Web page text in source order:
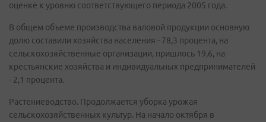
оценке к уровню соответствующего периода 2005 года.
В общем объеме производства валовой продукции основную
долю составили хозяйства населения - 78,3 процента, на
сельскохозяйственные организации, пришлось 19,6, на
крестьянские хозяйства и индивидуальных предпринимателей
- 2,1 процента.
Растениеводство. Продолжается уборка урожая
сельскохозяйственных культур. На начало октября в